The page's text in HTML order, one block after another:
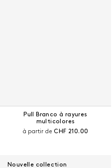
Pull Branco à rayures
multicolores
à partir dePrix courant :
CHF 210.00
Nouvelle collection